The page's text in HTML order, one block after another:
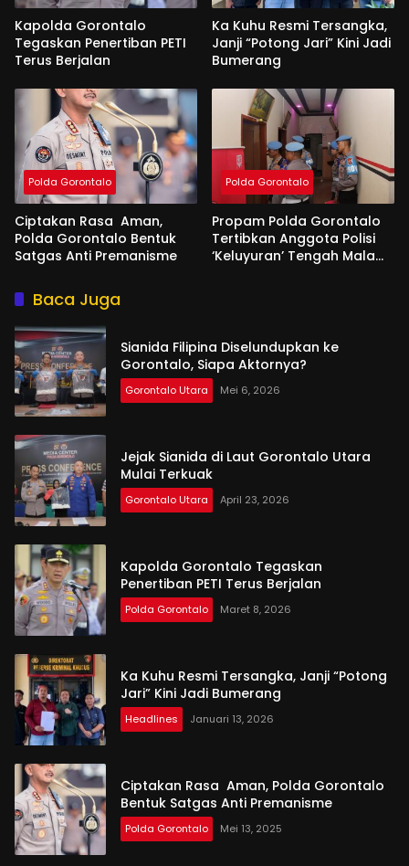
Kapolda Gorontalo
Tegaskan Penertiban PETI
Terus Berjalan
Ka Kuhu Resmi Tersangka,
Janji “Potong Jari” Kini Jadi
Bumerang
Polda Gorontalo
Ciptakan Rasa Aman,
Polda Gorontalo Bentuk
Satgas Anti Premanisme
Polda Gorontalo
Propam Polda Gorontalo
Tertibkan Anggota Polisi
‘Keluyuran’ Tengah Malam
Baca Juga
Sianida Filipina Diselundupkan ke
Gorontalo, Siapa Aktornya?
Gorontalo Utara Mei 6, 2026
Jejak Sianida di Laut Gorontalo Utara
Mulai Terkuak
Gorontalo Utara April 23, 2026
Kapolda Gorontalo Tegaskan
Penertiban PETI Terus Berjalan
Polda Gorontalo Maret 8, 2026
Ka Kuhu Resmi Tersangka, Janji “Potong
Jari” Kini Jadi Bumerang
Headlines Januari 13, 2026
Ciptakan Rasa Aman, Polda Gorontalo
Bentuk Satgas Anti Premanisme
Polda Gorontalo Mei 13, 2025